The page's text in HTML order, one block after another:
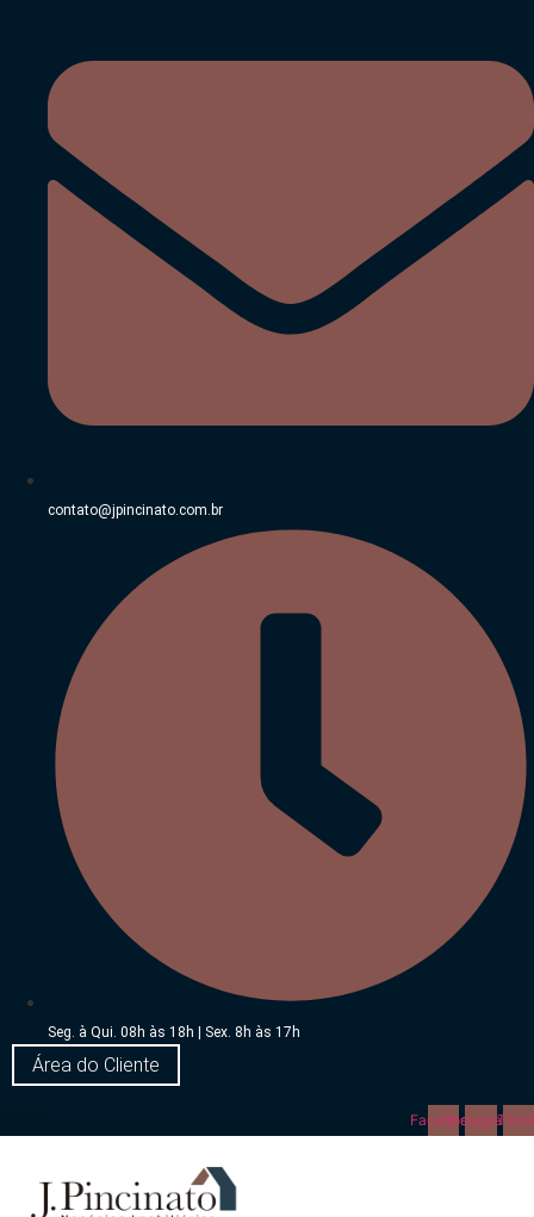
conteúdo
contato@jpincinato.com.br
Seg. à Qui. 08h às 18h | Sex. 8h às 17h
Área do Cliente
FacebookInstagram